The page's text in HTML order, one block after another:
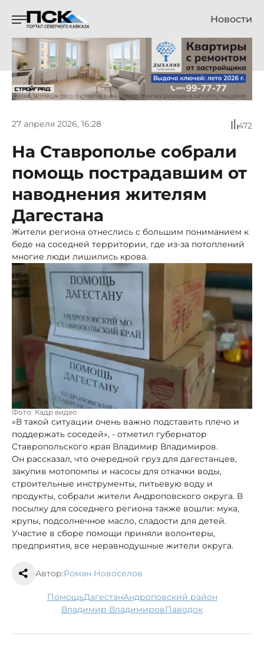
Новости
27 апреля 2026, 16:28 472
На Ставрополье собрали
помощь пострадавшим от
наводнения жителям
Дагестана
Жители региона отнеслись с большим пониманием к
беде на соседней территории, где из-за потоплений
многие люди лишились крова.
Фото: Кадр видео
«В такой ситуации очень важно подставить плечо и
поддержать соседей», - отметил губернатор
Ставропольского края Владимир Владимиров.
Он рассказал, что очередной груз для дагестанцев,
закупив мотопомпы и насосы для откачки воды,
строительные инструменты, питьевую воду и
продукты, собрали жители Андроповского округа. В
посылку для соседнего региона также вошли: мука,
крупы, подсолнечное масло, сладости для детей.
Участие в сборе помощи приняли волонтеры,
предприятия, все неравнодушные жители округа.
Автор:Роман Новоселов
помощь Дагестан Андроповский район
Владимир Владимиров
паводок